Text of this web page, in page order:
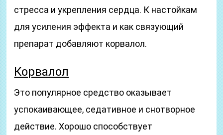
стресса и укрепления сердца. К настойкам
для усиления эффекта и как связующий
препарат добавляют корвалол.
Корвалол
Это популярное средство оказывает
успокаивающее, седативное и снотворное
действие. Хорошо способствует